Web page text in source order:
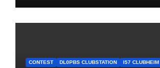
CONTEST DL0PBS CLUBSTATION I57 CLUBHEIM